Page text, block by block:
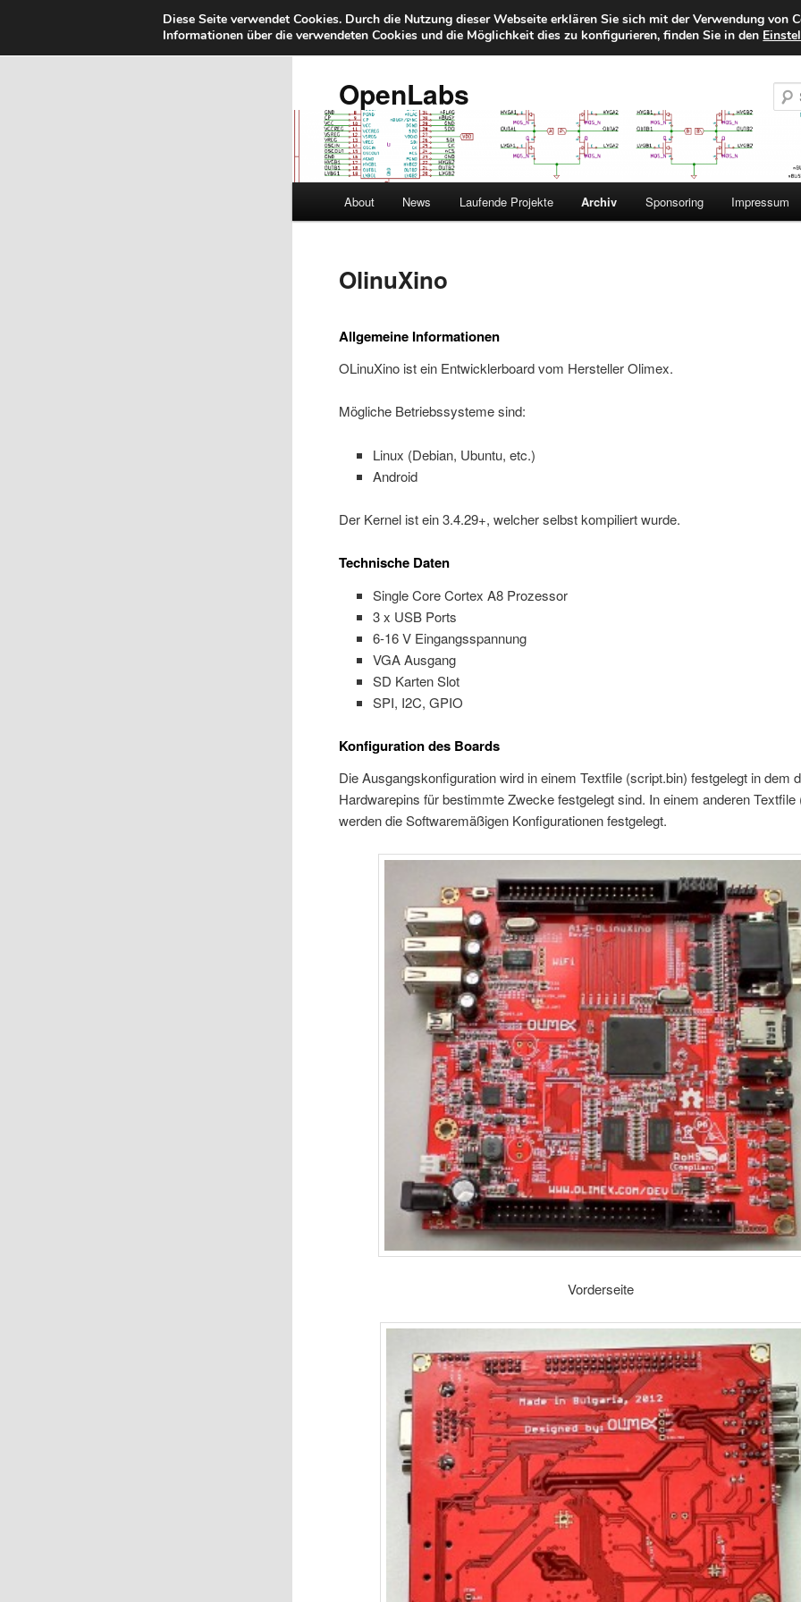
primären
OpenLabs
HauptmenüAbout News Laufende Projekte Archiv Sponsoring Impressum
OlinuXino
Allgemeine Informationen
OLinuXino ist ein Entwicklerboard vom Hersteller Olimex.
Mögliche Betriebssysteme sind:
Linux (Debian, Ubuntu, etc.)
Android
Der Kernel ist ein 3.4.29+, welcher selbst kompiliert wurde.
Technische Daten
Single Core Cortex A8 Prozessor
3 x USB Ports
6-16 V Eingangsspannung
VGA Ausgang
SD Karten Slot
SPI, I2C, GPIO
Konfiguration des Boards
Die Ausgangskonfiguration wird in einem Textfile (script.bin) festgelegt in dem
Hardwarepins für bestimmte Zwecke festgelegt sind. In einem anderen Textfile
werden die Softwaremäßigen Konfigurationen festgelegt.
Vorderseite
Diese Seite verwendet Cookies. Durch die Nutzung dieser Webseite erklären Sie sich mit der Verwendung von
Informationen über die verwendeten Cookies und die Möglichkeit dies zu konfigurieren, finden Sie in den